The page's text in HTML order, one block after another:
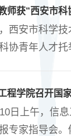
型升级的核心
理与可视化领
牵引、....
申报的《北
研成果，荣
校科学技术
电网运维等
用关键技术
斗秦岭生态监
西安市科学
协青年人才
业化应用”获
青....
程学院召开国
日上午，信
专家指导会